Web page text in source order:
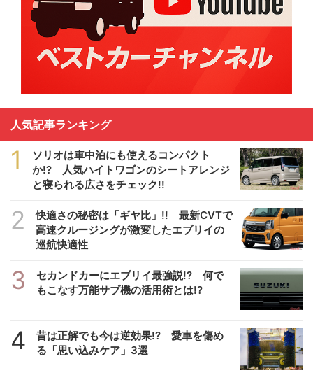
人気記事ランキング
1
ソリオは車中泊にも使えるコンパクト
か!? 人気ハイトワゴンのシートアレンジ
と寝られる広さをチェック!!
2
快適さの秘密は「ギヤ比」!! 最新CVTで
高速クルージングが激変したエブリイの
巡航快適性
3
セカンドカーにエブリイ最強説!? 何で
もこなす万能サブ機の活用術とは!?
4
昔は正解でも今は逆効果!? 愛車を傷め
る「思い込みケア」3選